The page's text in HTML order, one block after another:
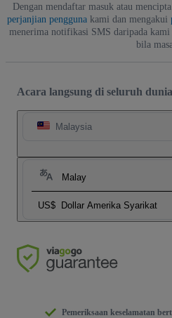
Dengan mendaftar masuk atau
perjanjian penggunakami dan mengakui
menerima notifikasi SMS daripada
bila masa.
Acara langsung di seluruh dunia
Malaysia
Malay
US$ Dollar Amerika Syarikat
Pemeriksaan keselamatan